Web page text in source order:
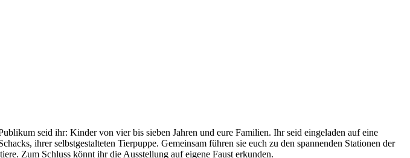
seid ihr: Kinder von vier bis sieben Jahren und eure Familien. Ihr seid eingeladen auf eine
ihrer selbstgestalteten Tierpuppe. Gemeinsam führen sie euch zu den spannenden Stationen der
Zum Schluss könnt ihr die Ausstellung auf eigene Faust erkunden.